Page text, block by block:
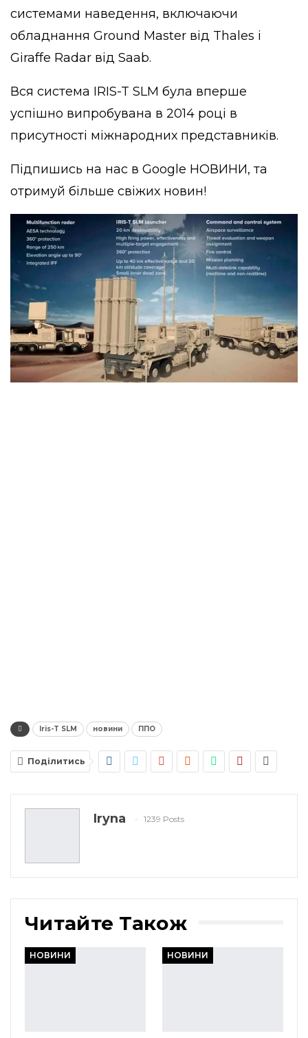
системами наведення, включаючи
обладнання Ground Master від Thales і
Giraffe Radar від Saab.
Вся система IRIS-T SLM була вперше
успішно випробувана в 2014 році в
присутності міжнародних представників.
Підпишись на нас в Google НОВИНИ, та
отримуй більше свіжих новин!
Iris-T SLM новини ППО
Поділитись
Iryna 1239 Posts
Читайте Також
НОВИНИ НОВИНИ